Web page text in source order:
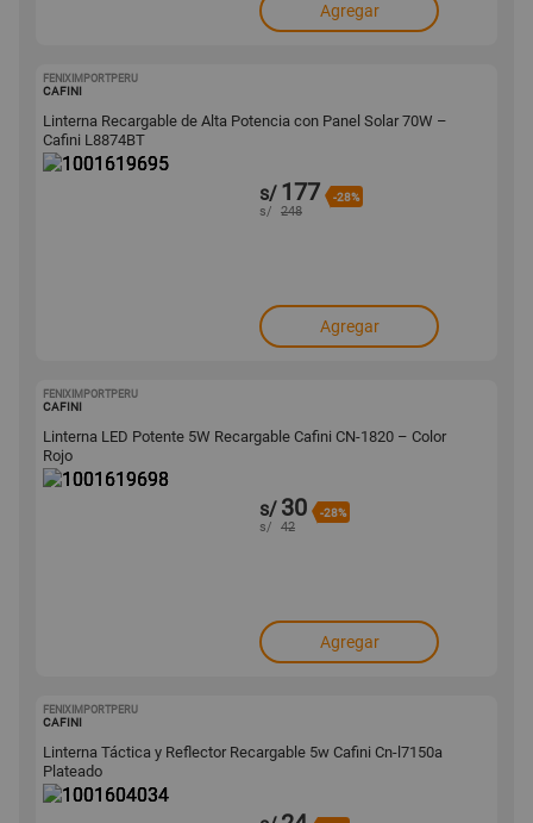
Agregar
FENIXIMPORTPERU
CAFINI
Linterna Recargable de Alta Potencia con Panel Solar 70W –
Cafini L8874BT
s/ 177 -28%
s/ 248
Agregar
FENIXIMPORTPERU
CAFINI
Linterna LED Potente 5W Recargable Cafini CN-1820 – Color
Rojo
s/ 30 -28%
s/ 42
Agregar
FENIXIMPORTPERU
CAFINI
Linterna Táctica y Reflector Recargable 5w Cafini Cn-l7150a
Plateado